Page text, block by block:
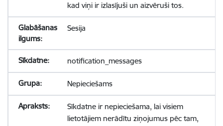
kad viņi ir izlasījuši un aizvēruši tos.
Sesija
notification_messages
Nepieciešams
Sīkdatne ir nepieciešama, lai visiem
lietotājiem nerādītu ziņojumus pēc tam,